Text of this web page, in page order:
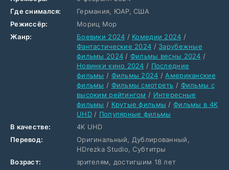
Где снимался:
Германия, ЮАР, США
Режиссёр:
Мориц Мор
Жанр:
Боевики 2024 / Комедии 2024 /
Фантастические 2024 / Зарубежные
фильмы 2024 / Фильмы весны 2024 /
Новинки кино 2024 / Последние
фильмы / Фильмы 2024 / Американские
фильмы / Фильмы смотреть / Фильмы с
высоким рейтингом / Интересные
фильмы / Крутые фильмы /Фильмы в 4K
UHD/ Популярные фильмы
В качестве:
4K UHD
Перевод:
Оригинальный, Дублированный,
HDrezka Studio, Субтитры
Возраст:
зрителям, достигшим 18 лет